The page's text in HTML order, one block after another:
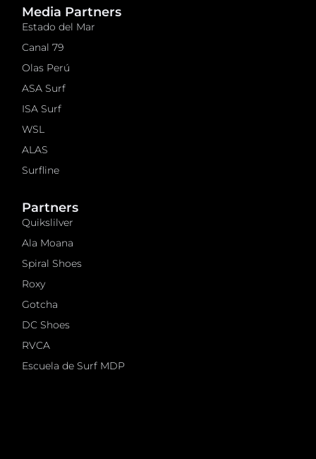
Media Partners
Estado del Mar
Canal 79
Olas Perú
ASA Surf
ISA Surf
WSL
ALAS
Surfline
Partners
Quikslilver
Ala Moana
Spiral Shoes
Roxy
Gotcha
DC Shoes
RVCA
Escuela de Surf MDP